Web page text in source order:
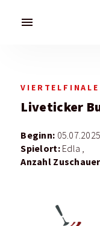
menu
Liveticker
Beginn:
Spielort: Edla ,
Anzahl